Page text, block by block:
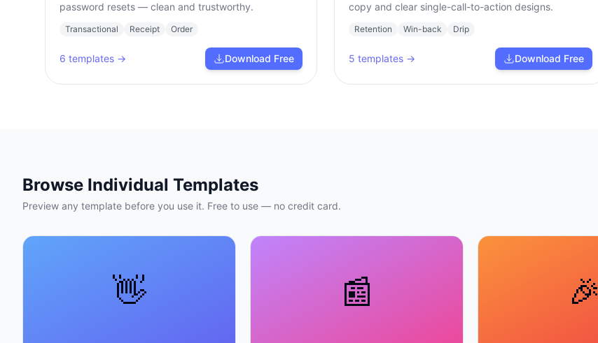
password resets — clean and trustworthy.
Transactional Receipt Order
6 templates → Download Free
copy and clear single-call-to-action designs.
Retention Win-back Drip
5 templates → Download Free
Browse Individual Templates
Preview any template before you use it. Free to use — no credit card.
👋 📰 🎉